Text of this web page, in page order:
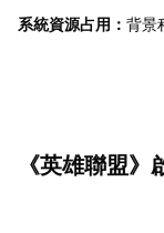
系統資源占用： 背景
《英雄聯盟